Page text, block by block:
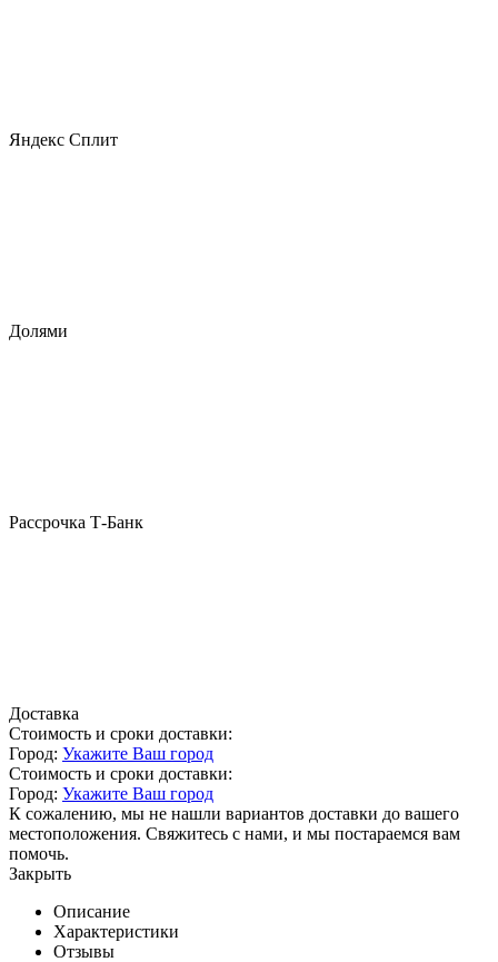
Яндекс Сплит
Долями
Рассрочка Т-Банк
Доставка
Стоимость и сроки доставки:
Город: Укажите Ваш город
Стоимость и сроки доставки:
Город: Укажите Ваш город
К сожалению, мы не нашли вариантов доставки до вашего
местоположения. Свяжитесь с нами, и мы постараемся вам
помочь.
Закрыть
Описание
Характеристики
Отзывы